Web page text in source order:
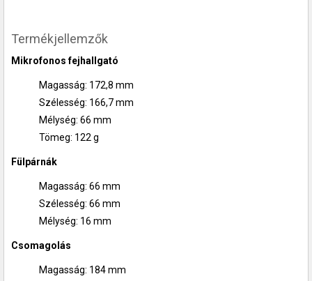
Termékjellemzők
Mikrofonos fejhallgató
Magasság: 172,8 mm
Szélesség: 166,7 mm
Mélység: 66 mm
Tömeg: 122 g
Fülpárnák
Magasság: 66 mm
Szélesség: 66 mm
Mélység: 16 mm
Csomagolás
Magasság: 184 mm